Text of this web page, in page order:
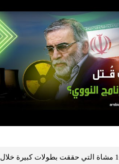
قاد الكتيبة 16 مشاة التي حققت بطولات كبيرة خلال